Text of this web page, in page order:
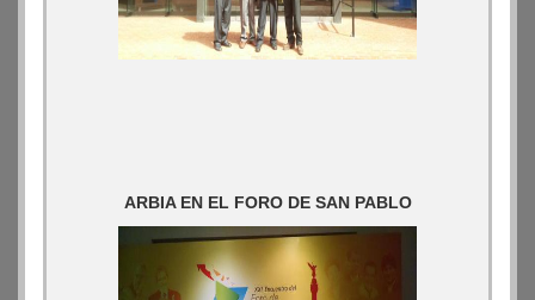
ARBIA EN EL FORO DE SAN PABLO